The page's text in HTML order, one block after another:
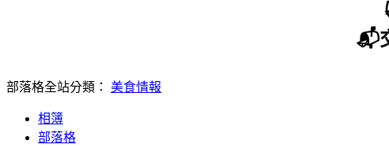
📬
部落格全站分類： 美食情報
相簿
部落格